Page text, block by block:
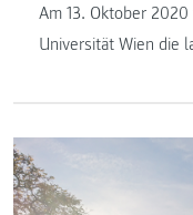
Am 13. Oktober
Universität Wien die
überzeugen.